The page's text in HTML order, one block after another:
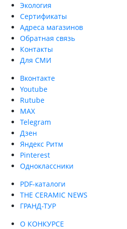
Экология
Сертификаты
Адреса магазинов
Обратная связь
Контакты
Для СМИ
Вконтакте
Youtube
Rutube
MAX
Telegram
Дзен
Яндекс Ритм
Pinterest
Одноклассники
PDF-каталоги
THE CERAMIC NEWS
ГРАНД-ТУР
О КОНКУРСЕ